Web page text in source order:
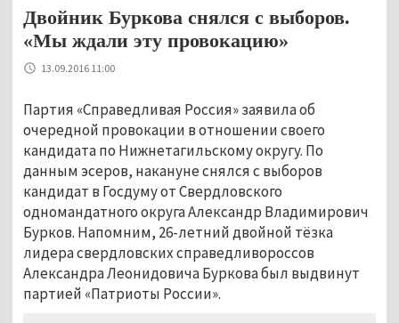
Двойник Буркова снялся с выборов.
«Мы ждали эту провокацию»
13.09.2016 11:00
Партия «Справедливая Россия» заявила об
очередной провокации в отношении своего
кандидата по Нижнетагильскому округу. По
данным эсеров, накануне снялся с выборов
кандидат в Госдуму от Свердловского
одномандатного округа Александр Владимирович
Бурков. Напомним, 26-летний двойной тёзка
лидера свердловских справедливороссов
Александра Леонидовича Буркова был выдвинут
партией «Патриоты России».